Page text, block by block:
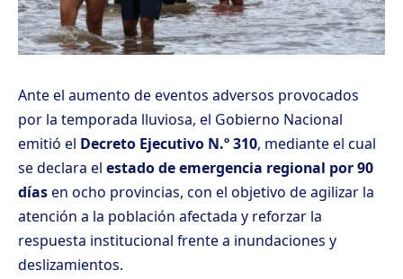
Ante el aumento de eventos adversos provocados
por la temporada lluviosa, el Gobierno Nacional
emitió el Decreto Ejecutivo N.º 310, mediante el cual
se declara el estado de emergencia regional por 90
díasen ocho provincias, con el objetivo de agilizar la
atención a la población afectada y reforzar la
respuesta institucional frente a inundaciones y
deslizamientos.